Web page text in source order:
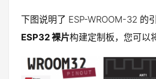
下图说明了 ESP-WROOM-32 的
ESP32 裸片构建定制板，您可以